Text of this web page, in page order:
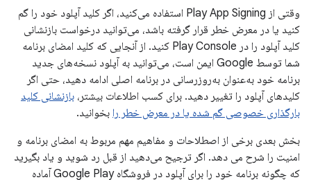
وقتی از Play App Signing استفاده می‌کنید، اگر کلید آپلود خود را گم
کنید یا در معرض خطر قرار گرفته باشد، می‌توانید درخواست بازنشانی
کلید آپلود را در Play Console کنید. از آنجایی که کلید امضای برنامه
شما توسط Google ایمن است، می‌توانید به آپلود نسخه‌های جدید
برنامه خود به‌عنوان به‌روزرسانی در برنامه اصلی ادامه دهید، حتی اگر
کلیدهای آپلود را تغییر دهید. برای کسب اطلاعات بیشتر، بازنشانی کلید
بارگذاری خصوصی گم شده یا در معرض خطر را بخوانید.
بخش بعدی برخی از اصطلاحات و مفاهیم مهم مربوط به امضای برنامه و
امنیت را شرح می دهد. اگر ترجیح می‌دهید از قبل رد شوید و یاد بگیرید
که چگونه برنامه خود را برای آپلود در فروشگاه Google Play آماده